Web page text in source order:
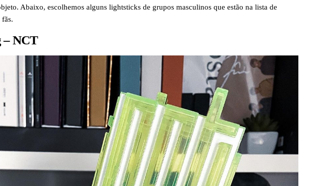
Abaixo, escolhemos alguns lightsticks de grupos masculinos que estão na lista de
fãs.
– NCT